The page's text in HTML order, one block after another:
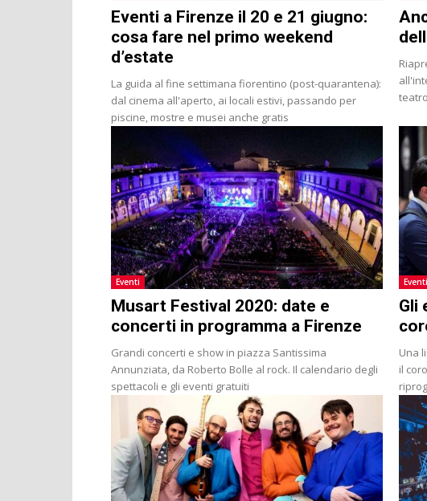
Eventi a Firenze il 20 e 21 giugno:
cosa fare nel primo weekend
d’estate
La guida al fine settimana fiorentino (post-quarantena):
dal cinema all'aperto, ai locali estivi, passando per
piscine, mostre e musei anche gratis
Eventi
Musart Festival 2020: date e
concerti in programma a Firenze
Grandi concerti e show in piazza Santissima
Annunziata, da Roberto Bolle al rock. Il calendario degli
spettacoli e gli eventi gratuiti
Eventi
Gli
Una
il